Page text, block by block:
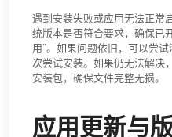
遇到安装失败或应用无法正常
统版本是否符合要求，确保已
用”。如果问题依旧，可以尝
次尝试安装。如果仍无法解决
安装包，确保文件完整无损。
应用更新与